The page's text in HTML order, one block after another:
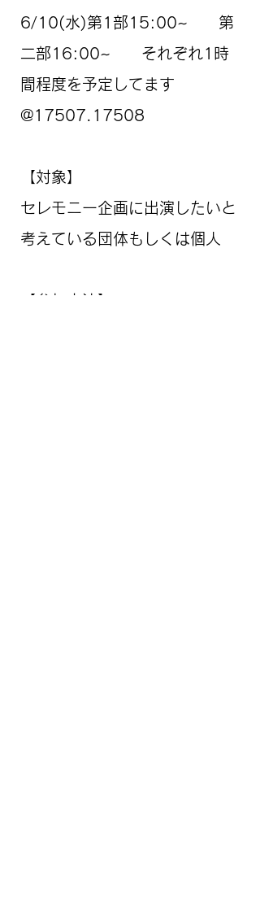
6/10(水)第1部15:00~ 第
二部16:00~ それぞれ1時
間程度を予定してます
@17507.17508
【対象】
セレモニー企画に出演したいと
考えている団体もしくは個人
【参加方法】